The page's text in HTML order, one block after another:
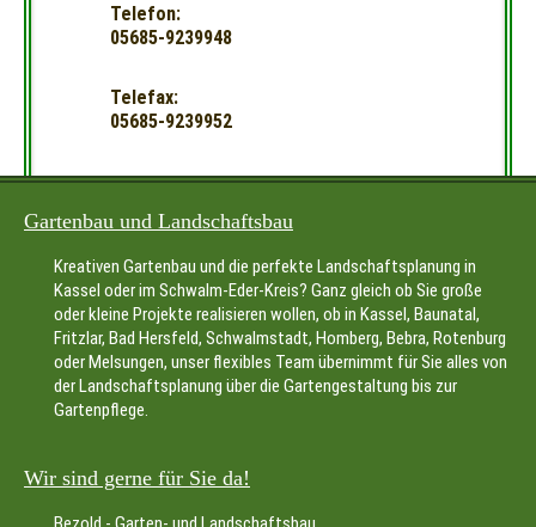
Telefon:
05685-9239948
Telefax:
05685-9239952
Gartenbau und Landschaftsbau
Kreativen Gartenbau und die perfekte Landschaftsplanung in
Kassel oder im Schwalm-Eder-Kreis? Ganz gleich ob Sie große
oder kleine Projekte realisieren wollen, ob in Kassel, Baunatal,
Fritzlar, Bad Hersfeld, Schwalmstadt, Homberg, Bebra, Rotenburg
oder Melsungen, unser flexibles Team übernimmt für Sie alles von
der Landschaftsplanung über die Gartengestaltung bis zur
Gartenpflege.
Wir sind gerne für Sie da!